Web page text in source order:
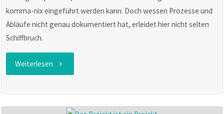
komma-nix eingeführt werden kann. Doch wessen Prozesse und
Abläufe nicht genau dokumentiert hat, erleidet hier nicht selten
Schiffbruch.
Weiterlesen "Konzept
eine